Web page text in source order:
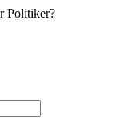
Politiker?